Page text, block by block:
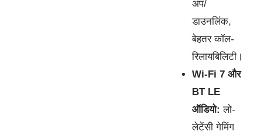
अप/
डाउनलिंक,
बेहतर कॉल-
रिलायबिलिटी।
Wi-Fi 7 और
BT LE
ऑडियो: लो-
लेटेंसी गेमिंग